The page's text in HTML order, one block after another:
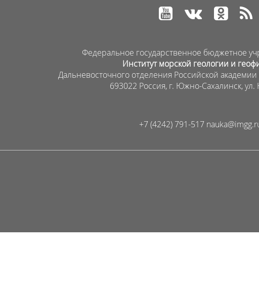
Федеральное государственное бюджетное
Институт морской геологии и
Дальневосточного отделения Российской
693022 Россия, г. Южно-Сахалинск, ул.
+7 (4242) 791-517